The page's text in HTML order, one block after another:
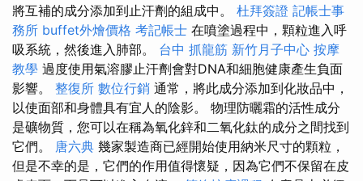
將互補的成分添加到止汗劑的組成中。 杜拜簽證 記帳士事
務所 buffet外燴價格 考記帳士 在噴塗過程中，顆粒進入呼
吸系統，然後進入肺部。 台中 抓龍筋 新竹月子中心 按摩
教學 過度使用氣溶膠止汗劑會對DNA和細胞健康產生負面
影響。 整復所 數位行銷 通常，將此成分添加到化妝品中，
以使面部和身體具有宜人的陰影。 物理防曬霜的活性成分
是礦物質，您可以在稱為氧化鋅和二氧化鈦的成分之間找到
它們。 唐六典 幾家製造商已經開始使用納米尺寸的顆粒，
但是不幸的是，它們的作用值得懷疑，因為它們不保留在皮